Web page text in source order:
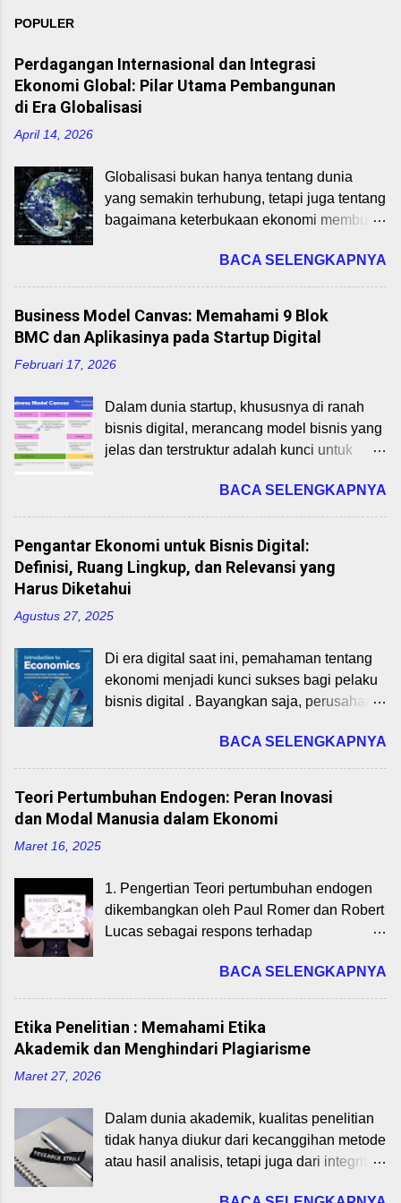
POPULER
Perdagangan Internasional dan Integrasi
Ekonomi Global: Pilar Utama Pembangunan
di Era Globalisasi
April 14, 2026
Globalisasi bukan hanya tentang dunia
yang semakin terhubung, tetapi juga tentang
bagaimana keterbukaan ekonomi membuka
Dalam konteks ini, perdagangan
internasional dan integrasi ekonomi global
memainkan peran strategis dalam
mempercepat pertumbuhan ekonomi,
transfer teknologi, dan penciptaan lapangan
kerja. Perdagangan Internasional:
internasional adalah pertukaran barang dan
jasa antarnegara. Negara melakukan
perdagangan karena tidak semua
Dalam praktiknya, perdagangan ini
melibatkan ekspor (penjualan ke luar
negeri) dan impor (pembelian dari luar
negeri). Manfaat perdagangan internasional
antara lain: Spesialisasi dan Efisiensi
Teknologi dan Inovasi: Barang modal,
pengetahuan, dan inovasi mudah menyebar
ke berbagai negara. Peningkatan PDB dan
Pendapatan Nasional: Ekspo...
BACA SELENGKAPNYA
Business Model Canvas: Memahami 9 Blok
BMC dan Aplikasinya pada Startup Digital
Februari 17, 2026
Dalam dunia startup, khususnya di ranah
bisnis digital, merancang model bisnis yang
jelas dan terstruktur adalah kunci untuk
Business Model Canvas (BMC), yang
dikembangkan oleh Alexander Osterwalder
dan Yves Pigneur (2010), adalah alat
strategis yang membantu wirausahawan
memetakan elemen-elemen inti bisnis
bagian dari mata kuliah Perencanaan Bisnis
akan membahas 9 blok BMC dan
bagaimana mengaplikasikannya pada
startup digital di Indonesia pada tahun 2025.
merancang model bisnis yang inovatif,
relevan, dan responsif terhadap dinamika
pasar digital. 1. Pengenalan Business
Model Canvas Business Model Canvas
dan memvalidasi model bisnis. BMC
membantu startup mengidentifikasi
bagaimana mereka menciptakan,
menyampaikan, dan menangkap nilai
BACA SELENGKAPNYA
Pengantar Ekonomi untuk Bisnis Digital:
Definisi, Ruang Lingkup, dan Relevansi yang
Harus Diketahui
Agustus 27, 2025
Di era digital saat ini, pemahaman tentang
ekonomi menjadi kunci sukses bagi pelaku
bisnis digital . Bayangkan saja, perusahaan
mengandalkan teknologi, tapi juga prinsip
ekonomi untuk bertahan dan berkembang.
Artikel ini akan membahas definisi ekonomi,
ruang lingkupnya, serta relevansi langsung
Pengantar Ekonomi. Dengan memahami
dasar-dasar ini, Anda bisa menganalisis
pasar digital, mengoptimalkan strategi
memengaruhi industri tech. Mari kita mulai
dari yang paling dasar! Definisi Ekonomi:
Apa Itu Ekonomi Sebenarnya? Definisi
ekonomi sering diartikan sebagai studi
kebutuhan yang tak terbatas. Menurut
ekonom terkenal seperti Lionel Robbins,
ekonomi adalah ilmu yang mempelajari
perilaku manusia dalam menghadapi kela...
BACA SELENGKAPNYA
Teori Pertumbuhan Endogen: Peran Inovasi
dan Modal Manusia dalam Ekonomi
Maret 16, 2025
1. Pengertian Teori pertumbuhan endogen
dikembangkan oleh Paul Romer dan Robert
Lucas sebagai respons terhadap
(Solow-Swan). Teori ini berpendapat bahwa
pertumbuhan ekonomi berasal dari faktor
internal dalam ekonomi itu sendiri , bukan
hanya dari akumulasi modal dan tenaga
kerja. Faktor utama yang mendorong
teknologi Modal manusia (human capital)
Efek spillover dan eksternalitas
pengetahuan 2. Kontribusi Utama dalam
BACA SELENGKAPNYA
Etika Penelitian : Memahami Etika
Akademik dan Menghindari Plagiarisme
Maret 27, 2026
Dalam dunia akademik, kualitas penelitian
tidak hanya diukur dari kecanggihan metode
atau hasil analisis, tetapi juga dari integritas